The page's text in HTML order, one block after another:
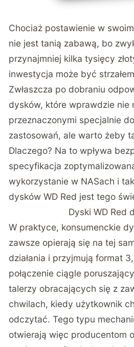
Chociaż postawienie w
nie jest tanią zabawą, bo
przynajmniej kilka tysięcy
inwestycja może być
Zwłaszcza po dobraniu
dysków, które wprawdzie nie
przeznaczonymi specjalnie
zastosowań, ale warto żeby
Dlaczego? Na to wpływa
specyfikacja
wykorzystanie w NASach i
dysków WD Red jest tego
Dyski WD Red
W praktyce, konsumenckie
zawsze opierają się na tej
działania i przyjmują format
połączenie ciągle
talerzy obracających się z
chwilach, kiedy użytkownik
odczytać. Tego typu
otwierają więc producentom